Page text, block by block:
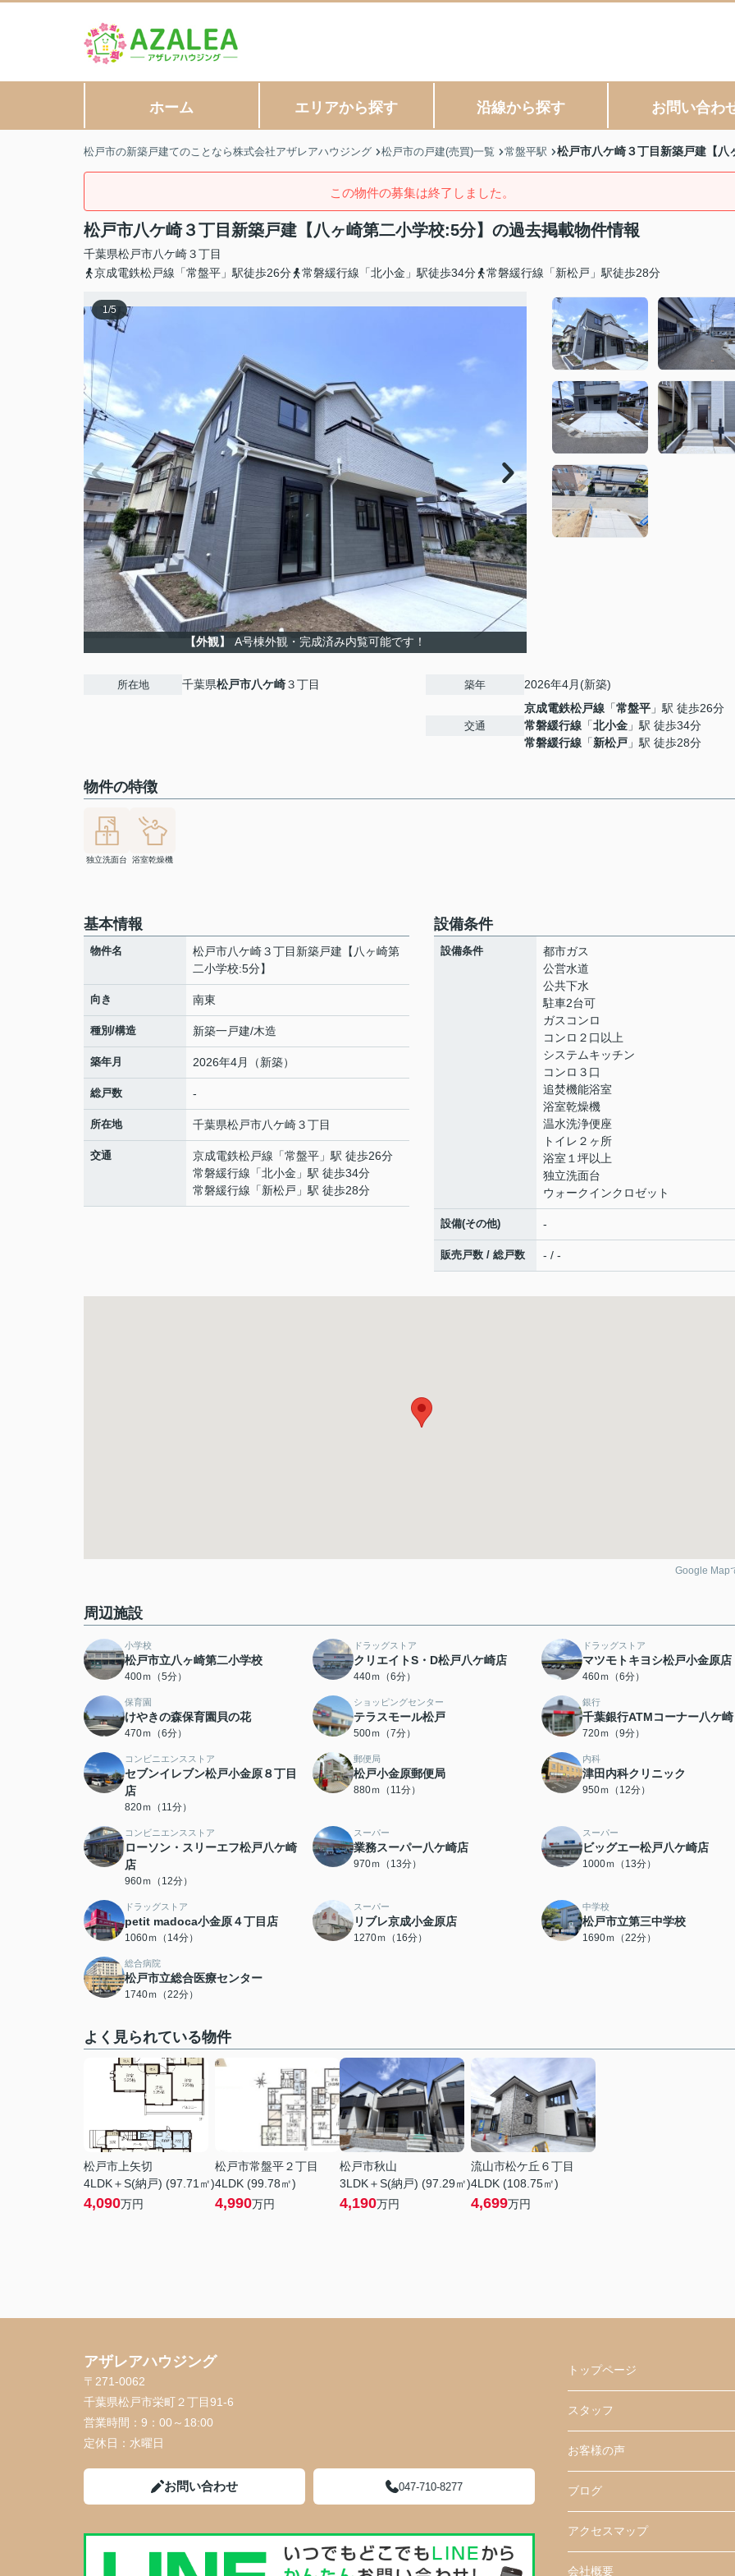
ホーム エリアから探す 沿線から探す お問い合わ
松戸市の新築戸建てのことなら株式会社アザレアハウジング 松戸市の戸建(売買)一覧 常盤平駅 松戸市八ケ崎３丁目新築戸建【八
この物件の募集は終了しました。
松戸市八ケ崎３丁目新築戸建【八ヶ崎第二小学校:5分】の過去掲載物件情報
千葉県松戸市八ケ崎３丁目
京成電鉄松戸線「常盤平」駅徒歩26分
常磐緩行線「北小金」駅徒歩34分 常磐緩行線「新松戸」駅徒歩28分
1/5
【外観】 A号棟外観・完成済み内覧可能です！
所在地 千葉県松戸市八ケ崎３丁目 築年 2026年4月(新築)
交通
京成電鉄松戸線 「常盤平 」駅 徒歩26分
常磐緩行線 「北小金 」駅 徒歩34分
常磐緩行線 「新松戸 」駅 徒歩28分
物件の特徴
独立洗面台 浴室乾燥機
基本情報
物件名
松戸市八ケ崎３丁目新築戸建【八ヶ崎第
二小学校:5分】
向き 南東
種別/構造 新築一戸建/木造
築年月 2026年4月（新築）
総戸数 -
所在地 千葉県松戸市八ケ崎３丁目
交通 京成電鉄松戸線 「常盤平 」駅 徒歩26分
常磐緩行線 「北小金 」駅 徒歩34分
常磐緩行線 「新松戸 」駅 徒歩28分
設備条件
設備条件
都市ガス
公営水道
公共下水
駐車2台可
ガスコンロ
コンロ２口以上
システムキッチン
コンロ３口
追焚機能浴室
浴室乾燥機
温水洗浄便座
トイレ２ヶ所
浴室１坪以上
独立洗面台
ウォークインクロゼット
設備(その他) -
販売戸数 / 総戸数 - / -
Google Map
周辺施設
小学校
松戸市立八ヶ崎第二小学校
400ｍ（5分）
ドラッグストア
クリエイトS・D松戸八ケ崎店
440ｍ（6分）
ドラッグストア
マツモトキヨシ松戸小金原店
460ｍ（6分）
保育園
けやきの森保育園貝の花
470ｍ（6分）
ショッピングセンター
テラスモール松戸
500ｍ（7分）
銀行
千葉銀行ATMコーナー八ケ崎
720ｍ（9分）
コンビニエンスストア
セブンイレブン松戸小金原８丁目
店
820ｍ（11分）
郵便局
松戸小金原郵便局
880ｍ（11分）
内科
津田内科クリニック
950ｍ（12分）
コンビニエンスストア
ローソン・スリーエフ松戸八ケ崎
店
960ｍ（12分）
スーパー
業務スーパー八ケ崎店
970ｍ（13分）
スーパー
ビッグエー松戸八ケ崎店
1000ｍ（13分）
ドラッグストア
petit madoca小金原４丁目店
1060ｍ（14分）
スーパー
リブレ京成小金原店
1270ｍ（16分）
中学校
松戸市立第三中学校
1690ｍ（22分）
総合病院
松戸市立総合医療センター
1740ｍ（22分）
よく見られている物件
松戸市上矢切
4LDK＋S(納戸) (97.71㎡)
4,090万円
松戸市常盤平２丁目
4LDK (99.78㎡)
4,990万円
松戸市秋山
3LDK＋S(納戸) (97.29㎡)
4,190万円
流山市松ケ丘６丁目
4LDK (108.75㎡)
4,699万円
アザレアハウジング
〒271-0062
千葉県松戸市栄町２丁目91-6
営業時間： 9：00～18:00
定休日： 水曜日
お問い合わせ 047-710-8277
トップページ
スタッフ
お客様の声
ブログ
アクセスマップ
会社概要